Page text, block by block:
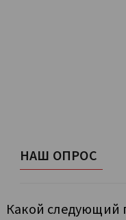
НАШ ОПРОС
Какой следующий